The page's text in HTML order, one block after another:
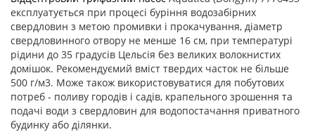
експлуатується при процесі буріння водозабірних
свердловин з метою промивки і прокачування, діаметр
свердловинного отвору не менше 16 см, при температурі
рідини до 35 градусів Цельсія без великих волокнистих
домішок. Рекомендуємий вміст твердих часток не більше
500 г/м3. Може також використовуватися для побутових
потреб - поливу городів і садів, крапельного зрошення та
подачі води з свердловин для водопостачання приватного
будинку або ділянки.